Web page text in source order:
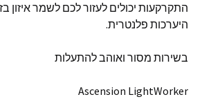
התקרקעות יכולים לעזור לכם לשמר איזון
היערכות פלנטרית.
בשירות מסור ואוהב להתעלות
Ascension LightWorker